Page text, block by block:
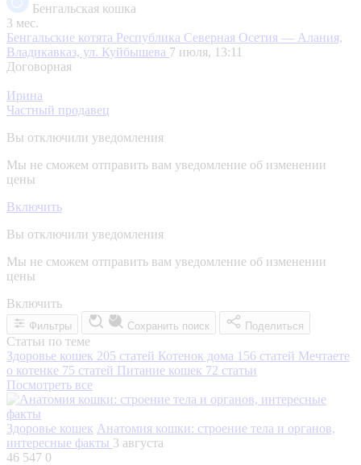
Бенгальская кошка
3 мес.
Бенгальские котята Республика Северная Осетия — Алания,
Владикавказ, ул. Куйбышева 7 июля, 13:11
Договорная
Ирина
Частный продавец
Вы отключили уведомления
Мы не сможем отправить вам уведомление об изменении
цены
Включить
Вы отключили уведомления
Мы не сможем отправить вам уведомление об изменении
цены
Включить
Фильтры Сохранить поиск Поделиться
Статьи по теме
Здоровье кошек 205 статей Котенок дома 156 статей Мечтаете
о котенке 75 статей Питание кошек 72 статьи
Посмотреть все
Здоровье кошек Анатомия кошки: строение тела и органов,
интересные факты 3 августа
46 547 0